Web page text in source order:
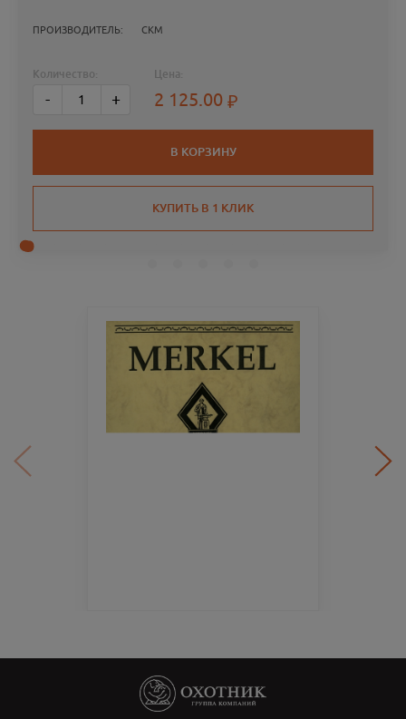
ПРОИЗВОДИТЕЛЬ: СКМ
Количество:
- +
Цена:
2 125.00
В КОРЗИНУ
КУПИТЬ В 1 КЛИК